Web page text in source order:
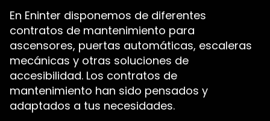
En Eninter disponemos de diferentes
contratos de mantenimiento para
ascensores, puertas automáticas, escaleras
mecánicas y otras soluciones de
accesibilidad. Los contratos de
mantenimiento han sido pensados y
adaptados a tus necesidades.